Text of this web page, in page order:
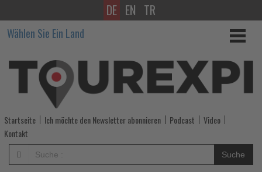
Princess
Cruises
senkt
Preise
für
ausgewählte
Sommer-
DE EN TR
Wählen Sie Ein Land
Startseite Ich möchte den Newsletter abonnieren Podcast
Video
Kontakt
Suche